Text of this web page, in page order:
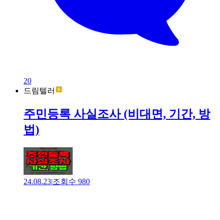
20
드림텔러
주민등록 사실조사 (비대면, 기간, 방
법)
24.08.23|조회수 980